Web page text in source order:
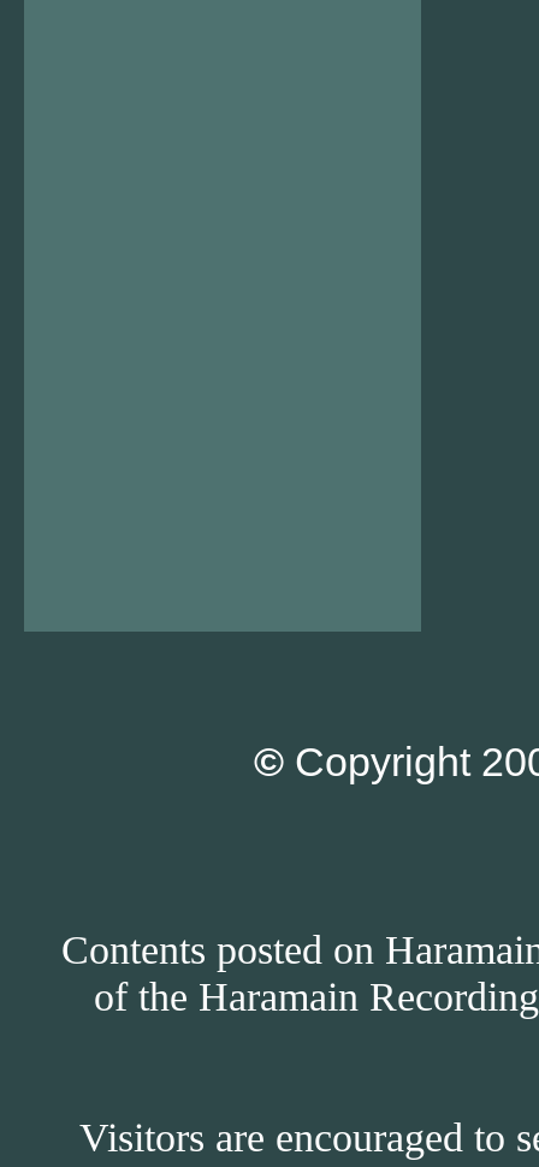
© Copyright
Contents posted on
of the Haramain
Visitors are encouraged to